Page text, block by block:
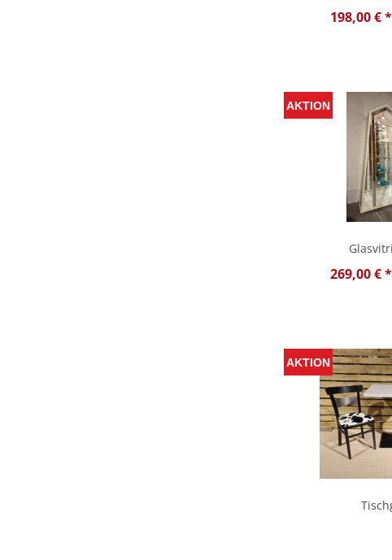
198,00 € *
269,00 € *